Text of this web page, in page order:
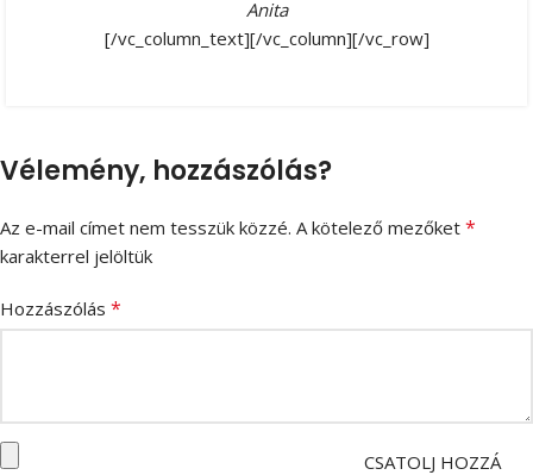
Anita
[/vc_column_text][/vc_column][/vc_row]
Vélemény, hozzászólás?
Az e-mail címet nem tesszük közzé. A kötelező mezőket *
karakterrel jelöltük
Hozzászólás *
CSATOLJ HOZZÁ